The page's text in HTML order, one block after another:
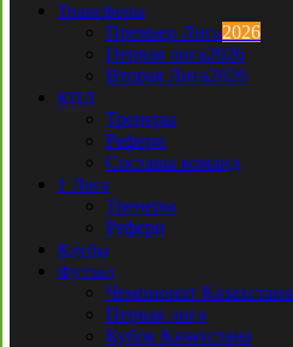
Трансферы
Премьер Лига2026
Первая лига2026
Вторая Лига2026
КПЛ
Тренеры
Рефери
Составы команд
1 Лига
Тренеры
Рефери
Клубы
Футзал
Чемпионат Казахстана
Первая лига
Кубок Казахстана